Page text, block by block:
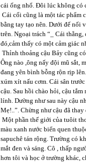
cái ống nhổ. Đôi lúc không có
Cái cối cũng là một tác phẩm
bằng tay tạo nên. Dưới đế nối
trên. Ngoại trách “_ Cái
đó,cảm thấy có một cảm giác
Thỉnh thoảng cậu Bảy cũng
Ông nào ,ông nấy đội mũ sắt,
đang yên bình bỗng rộn rịp
xúm xít nấu cơm. Cái sân
cậu. Sau hồi chào hỏi, cậu
lính. Dường như sau này cậu
Mẹ!..”. Chừng như cậu đã
Một phần thế giới của tuôit
màu xanh nước biển quen
sapuchê tán rộng. Trường có
mắt đen và sáng. Cô , thấp
hơn tôi và học ở trường khác,